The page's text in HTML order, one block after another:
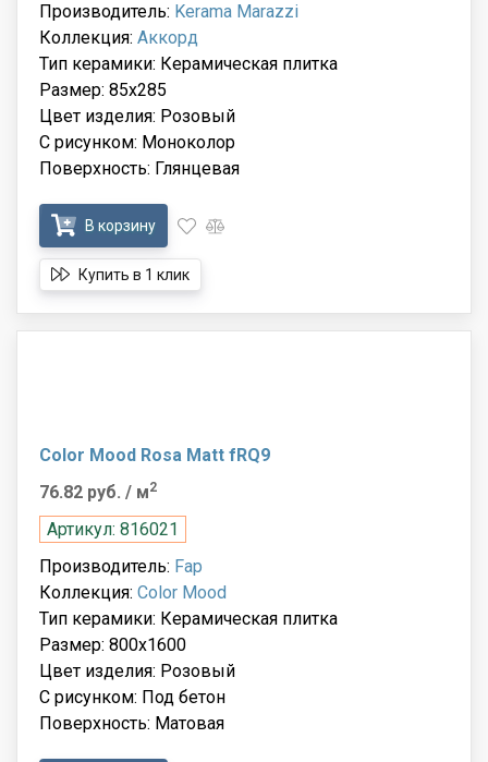
Производитель: Kerama Marazzi
Коллекция: Аккорд
Тип керамики: Керамическая плитка
Размер: 85x285
Цвет изделия: Розовый
С рисунком: Моноколор
Поверхность: Глянцевая
В корзину
Купить в 1 клик
Color Mood Rosa Matt fRQ9
76.82 руб. / м2
Артикул: 816021
Производитель: Fap
Коллекция: Color Mood
Тип керамики: Керамическая плитка
Размер: 800x1600
Цвет изделия: Розовый
С рисунком: Под бетон
Поверхность: Матовая